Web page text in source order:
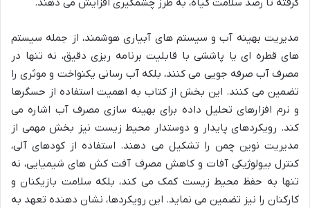
گرفته تا رصد سلامت گیاه، به طرز چشمگیری افزایش می دهند.
مدیریت بهینه آب و سیستم های آبیاری هوشمند، از جمله سیستم
های قطره ای یا پاششی با قابلیت برنامه ریزی دقیق، نه تنها در
مصرف آب صرفه جویی می کنند، بلکه آب رسانی یکنواخت و موثری را
تضمین می کنند. این بخش از کتاب به اهمیت استفاده از حسگرها
و نرم افزارهای تحلیل داده برای بهینه سازی مصرف آب اشاره می
کند. رویکردهای پایدار و دوستدار محیط زیست نیز بخش مهمی از
مدیریت نوین چمن را تشکیل می دهند. استفاده از کودهای آلی،
کنترل بیولوژیکی آفات و کاهش مصرف آفت کش های شیمیایی، نه
تنها به حفظ محیط زیست کمک می کند، بلکه سلامت بازیکنان و
کارکنان را نیز تضمین می نماید. این رویکردها، نشان دهنده تعهد به